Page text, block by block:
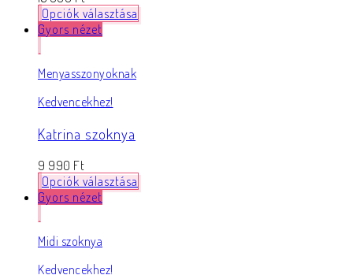
Opciók választása
Gyors nézet
Menyasszonyoknak
Kedvencekhez!
Katrina szoknya
9 990 Ft
Opciók választása
Gyors nézet
Midi szoknya
Kedvencekhez!